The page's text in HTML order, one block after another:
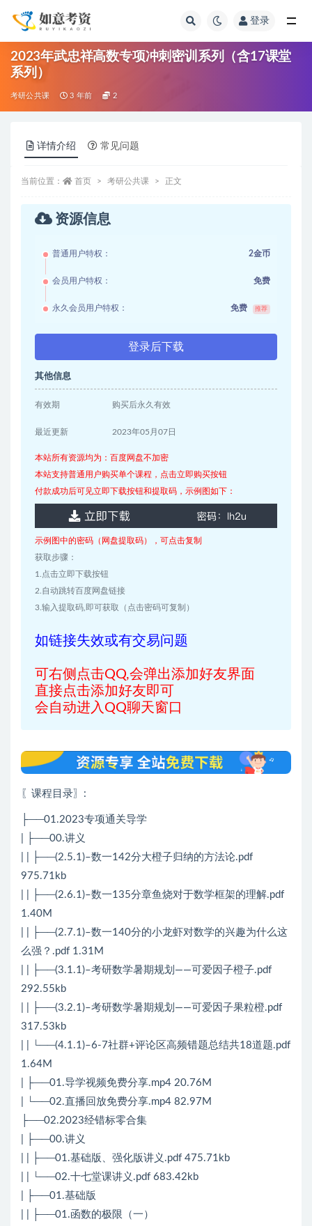
登录
2023年武忠祥高数专项冲刺密训系列（含17课堂
系列）
考研公共课 3 年前 2
详情介绍 常见问题
当前位置： 首页 考研公共课 正文
资源信息
普通用户特权： 2金币
会员用户特权： 免费
永久会员用户特权： 免费 推荐
登录后下载
其他信息
有效期 购买后永久有效
最近更新 2023年05月07日
本站所有资源均为：百度网盘不加密
本站支持普通用户购买单个课程，点击立即购买按钮
付款成功后可见立即下载按钮和提取码，示例图如下：
示例图中的密码（网盘提取码），可点击复制
获取步骤：
1.点击立即下载按钮
2.自动跳转百度网盘链接
3.输入提取码,即可获取（点击密码可复制）
如链接失效或有交易问题
可右侧点击QQ,会弹出添加好友界面
直接点击添加好友即可
会自动进入QQ聊天窗口
〖课程目录〗 :
├──01.2023专项通关导学
| ├──00.讲义
| | ├──(2.5.1)–数一142分大橙子归纳的方法论.pdf
975.71kb
| | ├──(2.6.1)–数一135分章鱼烧对于数学框架的理解.pdf
1.40M
| | ├──(2.7.1)–数一140分的小龙虾对数学的兴趣为什么这
么强？.pdf 1.31M
| | ├──(3.1.1)–考研数学暑期规划——可爱因子橙子.pdf
292.55kb
| | ├──(3.2.1)–考研数学暑期规划——可爱因子果粒橙.pdf
317.53kb
| | └──(4.1.1)–6-7社群+评论区高频错题总结共18道题.pdf
1.64M
| ├──01.导学视频免费分享.mp4 20.76M
| └──02.直播回放免费分享.mp4 82.97M
├──02.2023经错标零合集
| ├──00.讲义
| | ├──01.基础版、强化版讲义.pdf 475.71kb
| | └──02.十七堂课讲义.pdf 683.42kb
| ├──01.基础版
| | ├──01.函数的极限（一）